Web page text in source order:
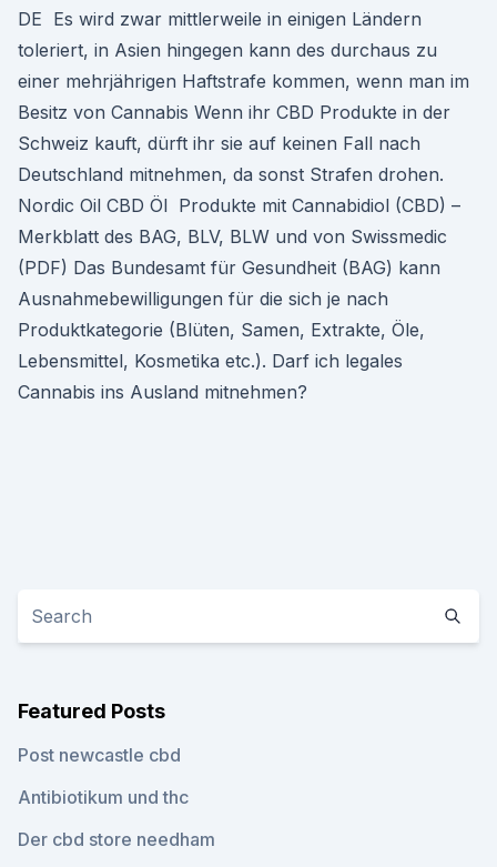
DE Es wird zwar mittlerweile in einigen Ländern
toleriert, in Asien hingegen kann des durchaus zu
einer mehrjährigen Haftstrafe kommen, wenn man im
Besitz von Cannabis Wenn ihr CBD Produkte in der
Schweiz kauft, dürft ihr sie auf keinen Fall nach
Deutschland mitnehmen, da sonst Strafen drohen.
Nordic Oil CBD Öl Produkte mit Cannabidiol (CBD) –
Merkblatt des BAG, BLV, BLW und von Swissmedic
(PDF) Das Bundesamt für Gesundheit (BAG) kann
Ausnahmebewilligungen für die sich je nach
Produktkategorie (Blüten, Samen, Extrakte, Öle,
Lebensmittel, Kosmetika etc.). Darf ich legales
Cannabis ins Ausland mitnehmen?
Featured Posts
Post newcastle cbd
Antibiotikum und thc
Der cbd store needham